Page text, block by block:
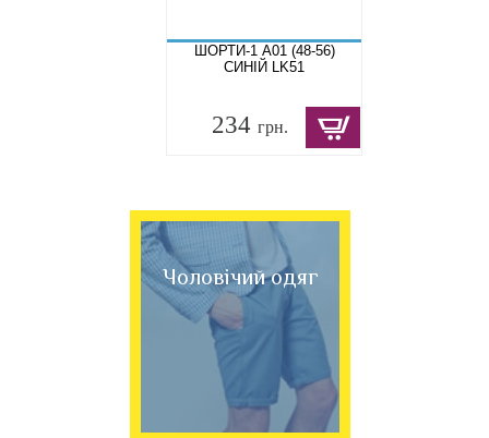
ШОРТИ-1 A01 (48-56)
СИНІЙ LK51
234 грн.
Чоловічий одяг